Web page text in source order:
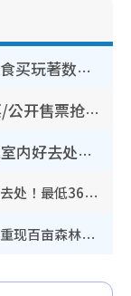
【8月生日优惠2026】全港85大食买玩著数攻略 自助餐/火锅放题同行免费＋诚品/DONKI送现金券
人夫集团｜Klook套票/优先订票/公开售票抢票攻略！附票价.购票连结.场地座位表
香港室内好去处︱逾35大够冷气室内好去处推荐 室内活动免费避雨无惧下雨
KTV推荐2026︱全港13大卡拉OK好去处！最低36元起 日语歌都有！(附地址+收费详情)
小熊维尼100周年快闪店登陆又一城 重现百亩森林经典场景／独家限定盲盒登场／专属DIY香水